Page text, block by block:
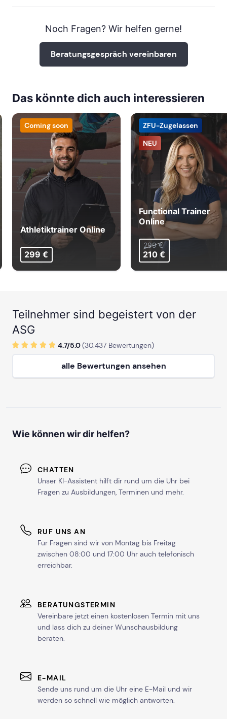
Noch Fragen? Wir helfen gerne!
Beratungsgespräch vereinbaren
Das könnte dich auch interessieren
Coming soon
Athletiktrainer Online
299 €
NEU
ZFU-Zugelassen
Functional Trainer
Online
299 €
210 €
Teilnehmer sind begeistert von der
ASG
4.7/5.0(30.437 Bewertungen)
alle Bewertungen ansehen
Wie können wir dir helfen?
CHATTEN
Unser KI-Assistent hilft dir rund um die Uhr bei
Fragen zu Ausbildungen, Terminen und mehr.
RUF UNS AN
Für Fragen sind wir von Montag bis Freitag
zwischen 08:00 und 17:00 Uhr auch telefonisch
erreichbar.
BERATUNGSTERMIN
Vereinbare jetzt einen kostenlosen Termin mit uns
und lass dich zu deiner Wunschausbildung
beraten.
E-MAIL
Sende uns rund um die Uhr eine E-Mail und wir
werden so schnell wie möglich antworten.